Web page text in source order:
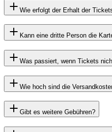
Wie erfolgt der Erhalt der
Kann eine dritte Person die
Was passiert, wenn Tickets
Wie hoch sind die
Gibt es weitere Gebühren?